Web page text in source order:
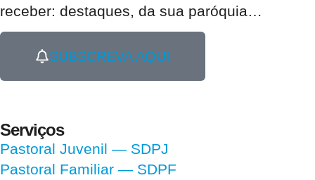
receber: destaques, da sua paróquia…
SUBSCREVA AQUI
Serviços
Pastoral Juvenil — SDPJ
Pastoral Familiar — SDPF